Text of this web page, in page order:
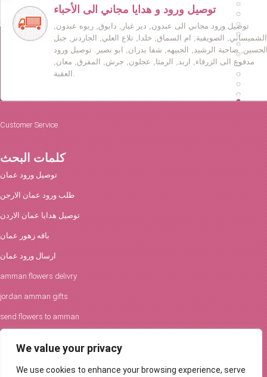
We value your privacy
We use cookies to enhance your browsing experience, serve
توصيل ورود و هدايا مجاني الى الأحباء
توصيل ورود مجاني الى عبدون, دير غبار, دابوق, ربوه عبدون,
الشميساني, الصويفية, ام السماق, خلدا, تلاع العلي, الجاردنز, جبل
ضاحية الرشيد, الجبيهه, شفا بدران, ابو نصير. توصيل ورود
مدفوع الى الزرقاء, اربد, الرمثا, عجلون, جرش, المفرق, معان,
Customer Service
كلمات البحث
توصيل ورود عمان
طلب ورود عمان الارجن
توصيل هدايا عمان الاردن
باقه زهور عمان
ارسال ورود عمان
amman flowers delivry
jordan amman gifts
send flowers to amman
افكار الورود والحفلات
توصيل ورود عمان